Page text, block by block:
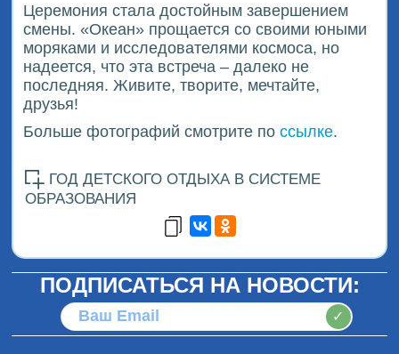
Церемония стала достойным завершением
смены. «Океан» прощается со своими юными
моряками и исследователями космоса, но
надеется, что эта встреча – далеко не
последняя. Живите, творите, мечтайте,
друзья!
Больше фотографий смотрите поссылке.
ГОД ДЕТСКОГО ОТДЫХА В СИСТЕМЕ
ОБРАЗОВАНИЯ
ПОДПИСАТЬСЯ НА НОВОСТИ:
✓